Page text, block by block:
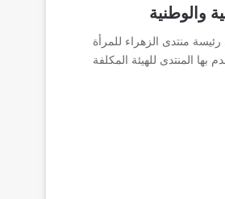
والوطنية
منتدى الزهراء للمرأة
بها المنتدى للهيئة المكلفة